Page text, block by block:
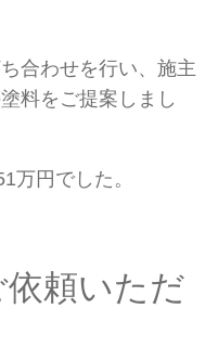
合わせを行い、施主
料をご提案しまし
万円でした。
依頼いただ